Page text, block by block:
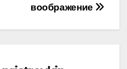
воображение